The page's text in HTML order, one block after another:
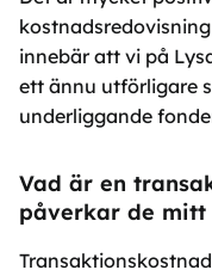
innebär att vi på
ett ännu utförligare
underliggande
Vad är en
påverkar de mitt